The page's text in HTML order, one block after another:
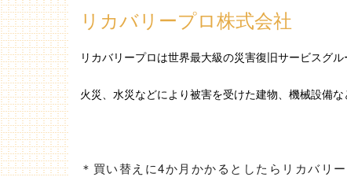
リカバリープロ株式会社
リ カバリープロは世界最大級の災害復旧サービスグル
火災、水災などにより被害を受けた建物、機械設備
＊買い替えに4か月かかるとしたらリカバリ